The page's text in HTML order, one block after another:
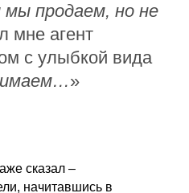
мы продаем, но не
мне агент
с улыбкой вида
»
сказал –
начитавшись в